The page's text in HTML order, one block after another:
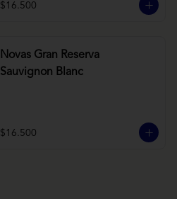
$16.500
Novas Gran Reserva
Sauvignon Blanc
$16.500